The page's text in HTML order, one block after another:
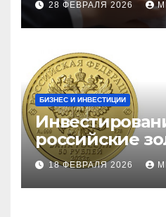
требования к
28 ФЕВРАЛЯ 2026
БИЗНЕС И ИНВЕСТИЦИИ
российские
монеты:
руководство
18 ФЕВРАЛЯ 2026